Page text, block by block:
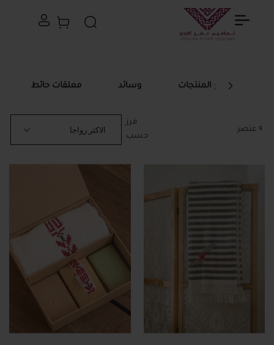
بحث سلة التسوق
جميع المنتجات وسائد معلقات حائط
٩ عنصر
فرز
حسب